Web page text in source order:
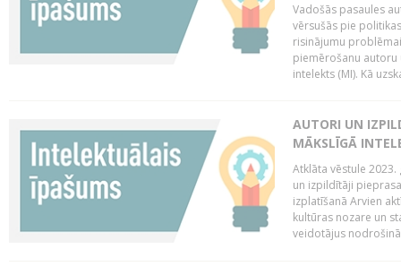
Vadošās pasaules
vērsušās pie
risinājumu
piemērošanu autoru
intelekts (MI). Kā
AUTORI UN
MĀKSLĪGĀ
Atklāta vēstule
un izpildītāji
izplatīšanā Arvien
kultūras nozare un
veidotājus